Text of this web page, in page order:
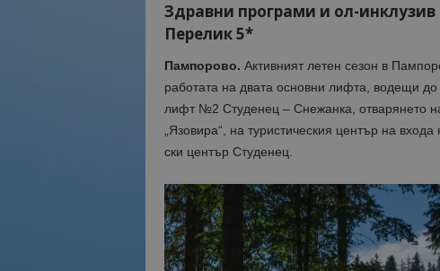
Здравни програми и ол-
Перелик 5*
Пампорово. Активният летен сезон в
работата на двата основни лифта, водещи
лифт №2 Студенец – Снежанка, отварянето
„Язовира“, на туристическия център на
ски център Студенец.